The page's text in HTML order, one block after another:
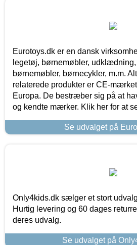
Eurotoys.dk er en dansk
legetøj, børnemøbler,
børnemøbler, børnecykler, m.m.
relaterede produkter er CE-
Europa. De bestræber sig på at
og kendte mærker. Klik her for at
Se udvalget på
Only4kids.dk sælger et stort
Hurtig levering og 60 dages
deres udvalg.
Se udvalget på